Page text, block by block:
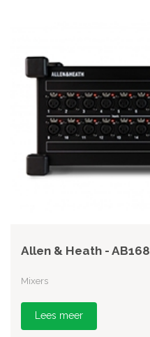
Allen & Heath - AB168
Mixers
Lees meer